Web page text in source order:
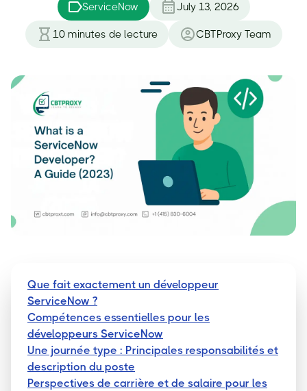
ServiceNow July 13, 2026
10 minutes de lecture CBTProxy Team
Que fait exactement un développeur
ServiceNow ?
Compétences essentielles pour les
développeurs ServiceNow
Une journée type : Principales responsabilités et
description du poste
Perspectives de carrière et de salaire pour les